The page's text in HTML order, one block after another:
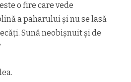
o fire care vede
a paharului și nu se lasă
Sună neobișnuit și de